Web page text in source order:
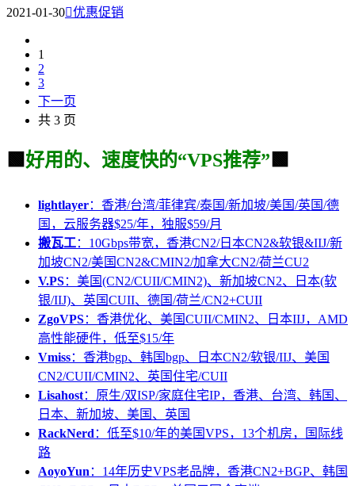
2021-01-30优惠促销
1
2
3
下一页
共 3 页
🟩 好用的、速度快的“VPS推荐” 🟩
lightlayer：香港/台湾/菲律宾/泰国/新加坡/美国/英国/德
国，云服务器$25/年，独服$59/月
搬瓦工：10Gbps带宽，香港CN2/日本CN2&软银&IIJ/新
加坡CN2/美国CN2&CMIN2/加拿大CN2/荷兰CU2
V.PS：美国(CN2/CUII/CMIN2)、新加坡CN2、日本(软
银/IIJ)、英国CUII、德国/荷兰/CN2+CUII
ZgoVPS：香港优化、美国CUII/CMIN2、日本IIJ，AMD
高性能硬件，低至$15/年
Vmiss：香港bgp、韩国bgp、日本CN2/软银/IIJ、美国
CN2/CUII/CMIN2、英国住宅/CUII
Lisahost：原生/双ISP/家庭住宅IP，香港、台湾、韩国、
日本、新加坡、美国、英国
RackNerd ：低至$10/年的美国VPS，13个机房，国际线
路
AoyoYun ：14年历史VPS老品牌，香港CN2+BGP、韩国